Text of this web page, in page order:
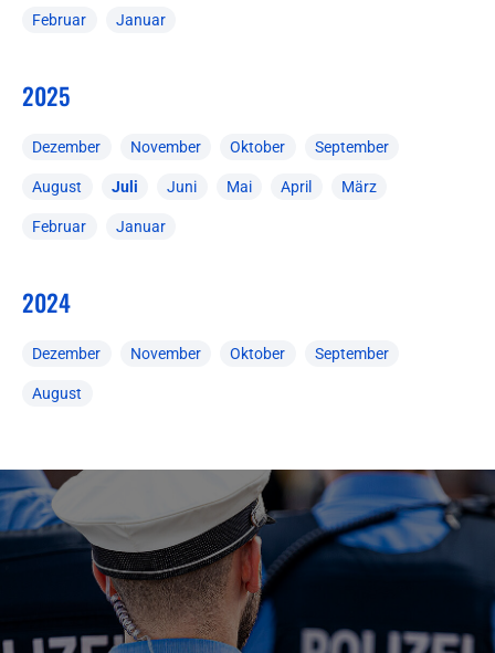
Februar Januar
2025
Dezember November Oktober September
August Juli Juni Mai April März
Februar Januar
2024
Dezember November Oktober September
August